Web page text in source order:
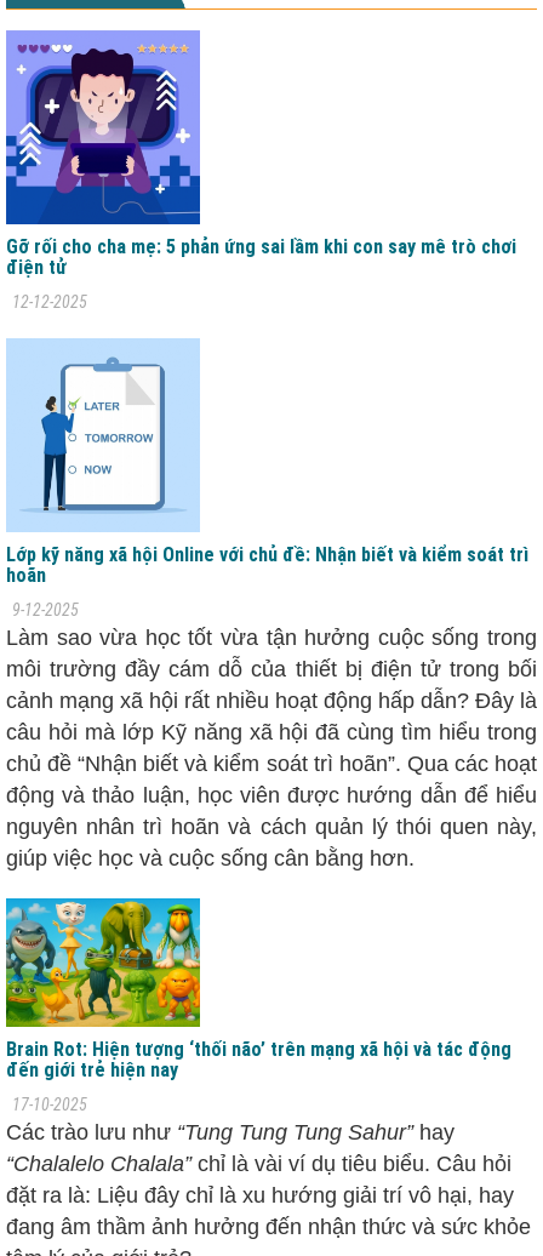
Gỡ rối cho cha mẹ: 5 phản ứng sai lầm khi con say mê trò chơi
điện tử
12-12-2025
Lớp kỹ năng xã hội Online với chủ đề: Nhận biết và kiểm soát trì
hoãn
9-12-2025
Làm sao vừa học tốt vừa tận hưởng cuộc sống trong
môi trường đầy cám dỗ của thiết bị điện tử trong bối
cảnh mạng xã hội rất nhiều hoạt động hấp dẫn? Đây là
câu hỏi mà lớp Kỹ năng xã hội đã cùng tìm hiểu trong
chủ đề “Nhận biết và kiểm soát trì hoãn”. Qua các hoạt
động và thảo luận, học viên được hướng dẫn để hiểu
nguyên nhân trì hoãn và cách quản lý thói quen này,
giúp việc học và cuộc sống cân bằng hơn.
Brain Rot: Hiện tượng ‘thối não’ trên mạng xã hội và tác động
đến giới trẻ hiện nay
17-10-2025
Các trào lưu như “Tung Tung Tung Sahur”hay
“Chalalelo Chalala”chỉ là vài ví dụ tiêu biểu. Câu hỏi
đặt ra là: Liệu đây chỉ là xu hướng giải trí vô hại, hay
đang âm thầm ảnh hưởng đến nhận thức và sức khỏe